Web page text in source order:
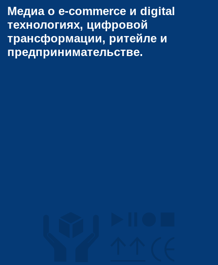
Медиа о e-commerce и digital
технологиях, цифровой
трансформации, ритейле и
предпринимательстве.